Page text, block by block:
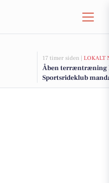
17 timer siden | LOKALT
Åben terræntræning
Sportsrideklub